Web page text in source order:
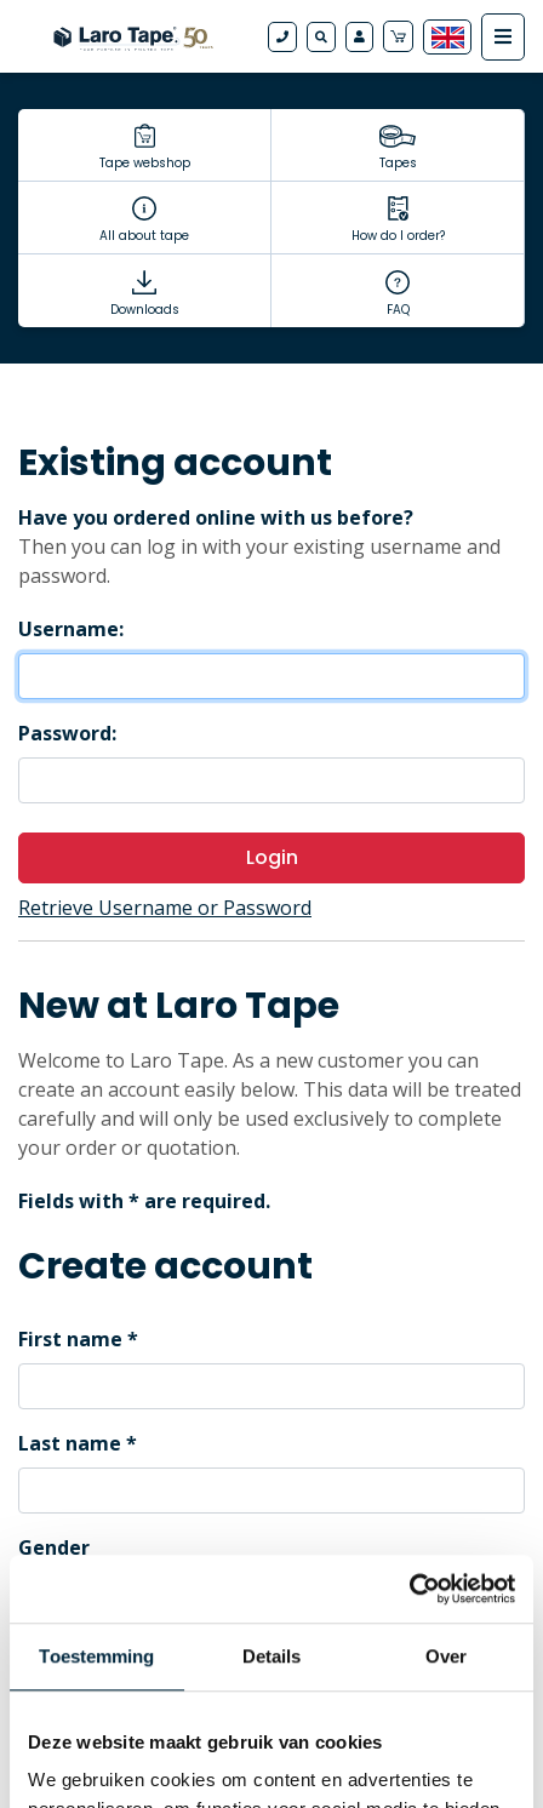
Toestemming Details Over
Deze website maakt gebruik van cookies
We gebruiken cookies om content en advertenties te
Tape webshop Tapes
All about tape How do I order?
Downloads FAQ
Existing account
Have you ordered online with us before?
Then you can log in with your existing username and
password.
Username:
Password:
Login
Retrieve Username or Password
New at Laro Tape
Welcome to Laro Tape. As a new customer you can
create an account easily below. This data will be treated
carefully and will only be used exclusively to complete
your order or quotation.
Fields with * are required.
Create account
First name
Last name
Gender
E-mail (Username)
Generate password automatically